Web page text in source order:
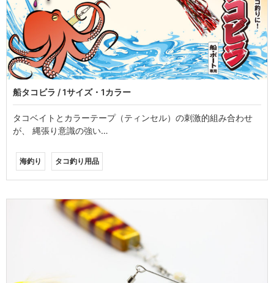
船タコビラ / 1サイズ・1カラー
タコベイトとカラーテープ（ティンセル）の刺激的組み合わせ
が、 縄張り意識の強い…
海釣り タコ釣り用品